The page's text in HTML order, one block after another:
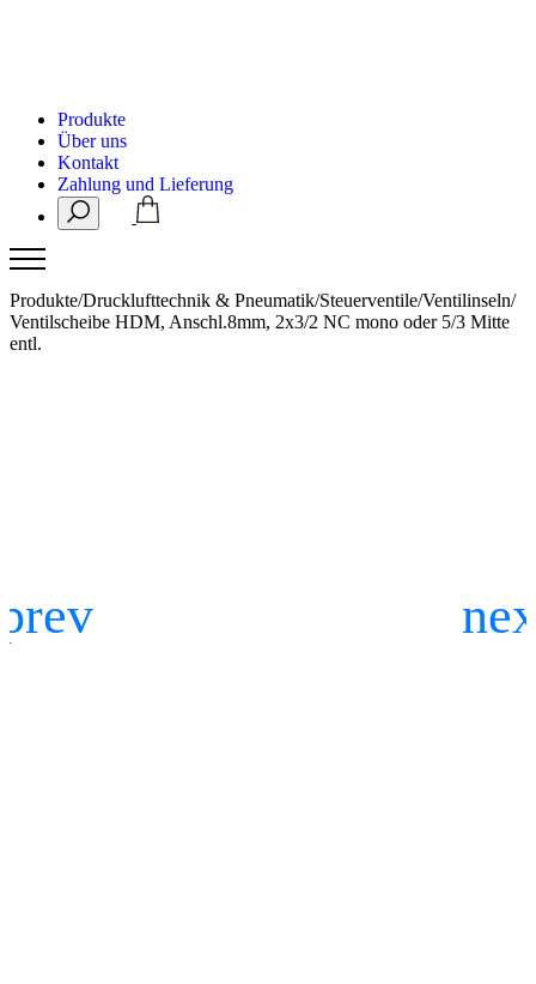
Produkte
Über uns
Kontakt
Zahlung und Lieferung
Produkte/Drucklufttechnik & Pneumatik/Steuerventile/Ventilinseln/
Ventilscheibe HDM, Anschl.8mm, 2x3/2 NC mono oder 5/3 Mitte
entl.